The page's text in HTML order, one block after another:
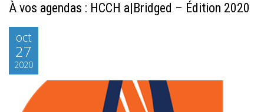
À vos agendas : HCCH a|Bridged – Édition 2020
oct
27
2020